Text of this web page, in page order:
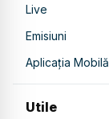
Live
Emisiuni
Aplicația Mobilă
Utile